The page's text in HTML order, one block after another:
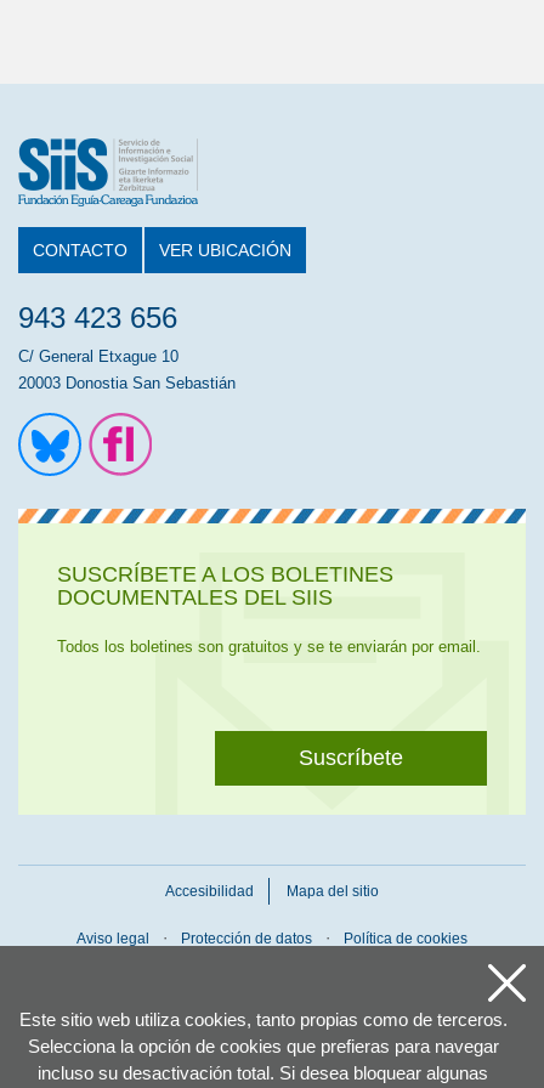
Este sitio web utiliza cookies, tanto propias como de terceros.
Selecciona la opción de cookies que prefieras para navegar
incluso su desactivación total. Si desea bloquear algunas
CONTACTO VER UBICACIÓN
943 423 656
C/ General Etxague 10
20003 Donostia San Sebastián
SUSCRÍBETE A LOS BOLETINES
DOCUMENTALES DEL SIIS
Todos los boletines son gratuitos y se te enviarán por email.
Suscríbete
Accesibilidad Mapa del sitio
Aviso legal Protección de datos Política de cookies